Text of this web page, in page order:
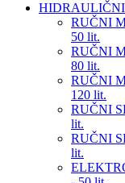
RUČNI
50 lit.
RUČNI
80 lit.
RUČNI
120 lit.
RUČNI
lit.
RUČNI
lit.